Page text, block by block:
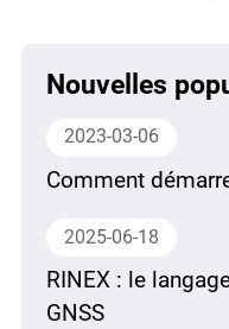
Nouvelles
2023-03-06
Comment
2025-06-18
RINEX : le
GNSS